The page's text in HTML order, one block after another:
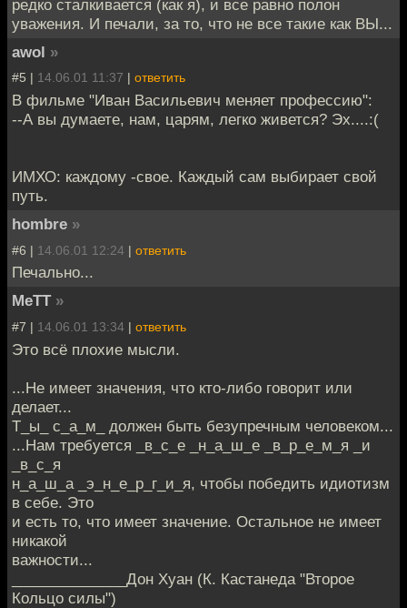
редко сталкивается (как я), и все равно полон
уважения. И печали, за то, что не все такие как ВЫ...
awol »
#5 | 14.06.01 11:37 | ответить
В фильме "Иван Васильевич меняет профессию":
--А вы думаете, нам, царям, легко живется? Эх....:(
ИМХО: каждому -свое. Каждый сам выбирает свой
путь.
hombre »
#6 | 14.06.01 12:24 | ответить
Печально...
MeTT »
#7 | 14.06.01 13:34 | ответить
Это всё плохие мысли.
...Не имеет значения, что кто-либо говорит или
делает...
Т_ы_ с_а_м_ должен быть безупречным человеком...
...Нам требуется _в_с_е _н_а_ш_е _в_р_е_м_я _и
_в_с_я
н_а_ш_а _э_н_е_р_г_и_я, чтобы победить идиотизм
в себе. Это
и есть то, что имеет значение. Остальное не имеет
никакой
важности...
______________Дон Хуан (К. Кастанеда "Второе
Кольцо силы")